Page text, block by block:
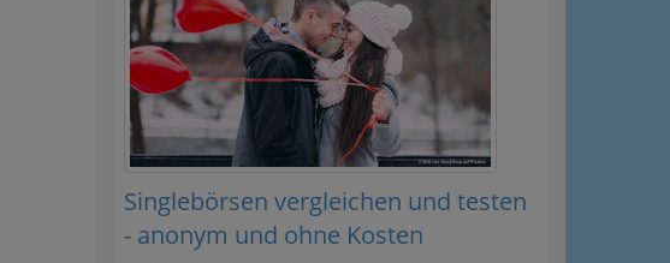
Singlebörsen vergleichen und testen
- anonym und ohne Kosten